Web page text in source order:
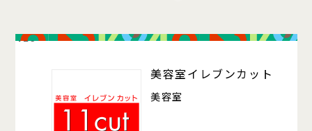
426
美容室イレブンカット
美容室